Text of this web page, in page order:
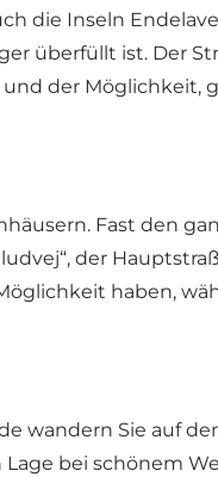
die Inseln
überfüllt ist. Der
der
Fast den
der
haben,
Sie auf
bei schönem